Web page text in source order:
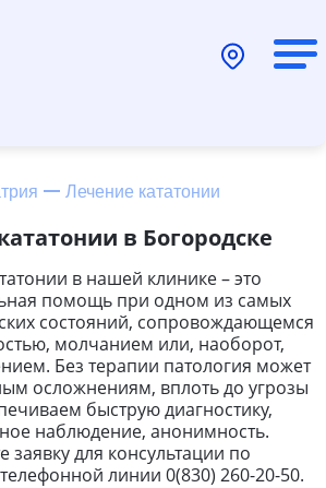
Лечение кататонии
в Богородске
в нашей клинике – это
помощь при одном из самых
состояний, сопровождающемся
молчанием или, наоборот,
Без терапии патология может
осложнениям, вплоть до угрозы
быструю диагностику,
наблюдение, анонимность.
заявку для консультации по
линии 0(830) 260-20-50.